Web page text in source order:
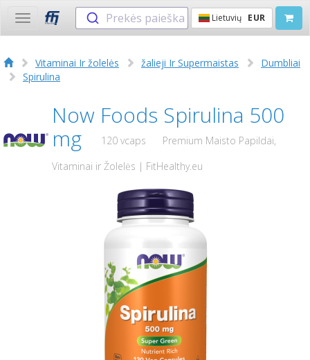
Toggle
navigation
Prekės paieška Lietuvių EUR
Vitaminai Ir žolelės žalieji Ir Supermaistas
Dumbliai
Spirulina
Now Foods Spirulina 500
mg
120 vcaps
Premium Maisto Papildai,
Vitaminai ir Žolelės | FitHealthy.eu